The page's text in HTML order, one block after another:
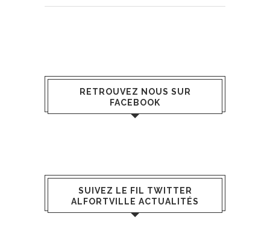
RETROUVEZ NOUS SUR
FACEBOOK
SUIVEZ LE FIL TWITTER
ALFORTVILLE ACTUALITÉS